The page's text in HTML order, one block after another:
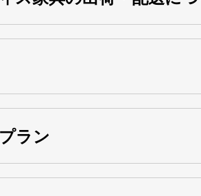
ラン